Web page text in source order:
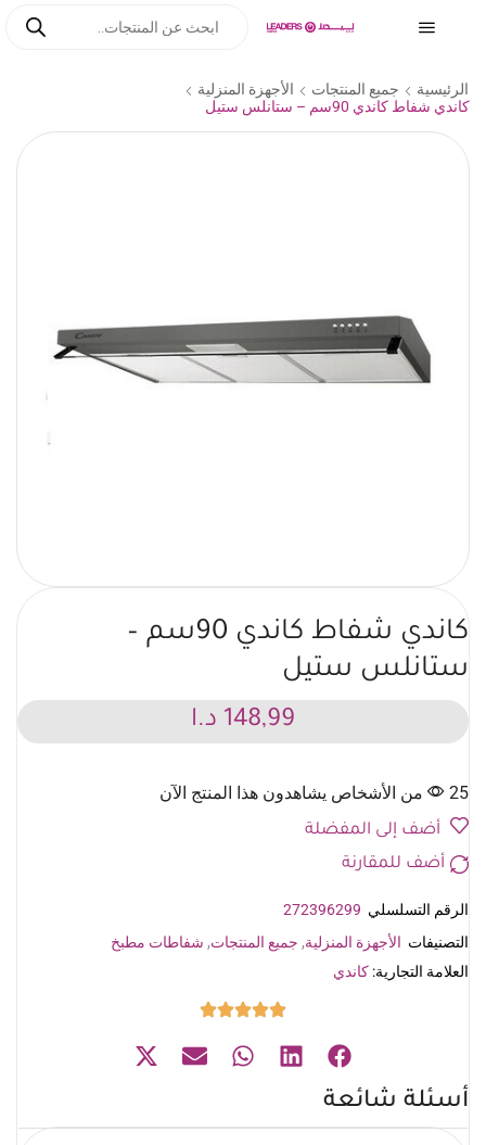
الرئيسية جميع المنتجات
الأجهزة المنزلية
كاندي شفاط كاندي 90سم – ستانلس ستيل
كاندي شفاط كاندي 90سم –
ستانلس ستيل
148,99 د.ا
25 من الأشخاص يشاهدون هذا المنتج الآن
أضف إلى المفضلة
أضف للمقارنة
الرقم التسلسلي 272396299
التصنيفات الأجهزة المنزلية, جميع المنتجات, شفاطات مطبخ
العلامة التجارية: كاندي
أسئلة شائعة